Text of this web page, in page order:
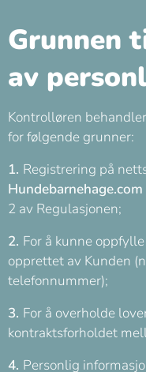
Grunnen
av
Kontrolløren
for følgende grunner:
1. Registrering på
Hundebarnehage.com
2 av Regulasjonen;
2. For å kunne
opprettet av Kunden
telefonnummer);
3. For å overholde
kontraktsforholdet
4. Personlig